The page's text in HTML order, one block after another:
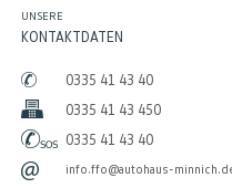
UNSERE
KONTAKTDATEN
0335 41 43 40
0335 41 43 450
0335 41 43 40
info.ffo@autohaus-